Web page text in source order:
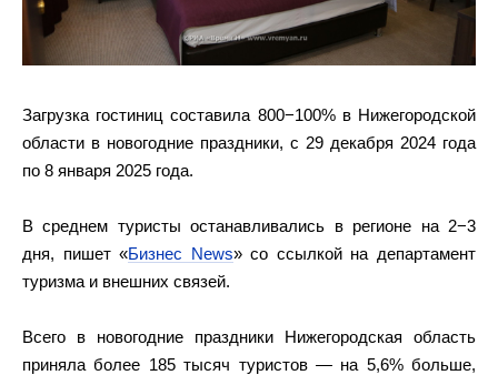
Загрузка гостиниц составила 800−100% в Нижегородской
области в новогодние праздники, с 29 декабря 2024 года
по 8 января 2025 года.
В среднем туристы останавливались в регионе на 2−3
дня, пишет «Бизнес News» со ссылкой на департамент
туризма и внешних связей.
Всего в новогодние праздники Нижегородская область
приняла более 185 тысяч туристов — на 5,6% больше,